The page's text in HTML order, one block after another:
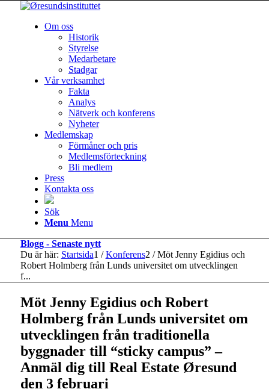
Om oss
Historik
Styrelse
Medarbetare
Stadgar
Vår verksamhet
Fakta
Analys
Nätverk och konferens
Nyheter
Medlemskap
Förmåner och pris
Medlemsförteckning
Bli medlem
Press
Kontakta oss
Sök
Menu Menu
Blogg - Senaste nytt
Du är här: Startsida1 / Konferens2 / Möt Jenny Egidius och
Robert Holmberg från Lunds universitet om utvecklingen
f...
Möt Jenny Egidius och Robert
Holmberg från Lunds universitet om
utvecklingen från traditionella
byggnader till “sticky campus” –
Anmäl dig till Real Estate Øresund
den 3 februari